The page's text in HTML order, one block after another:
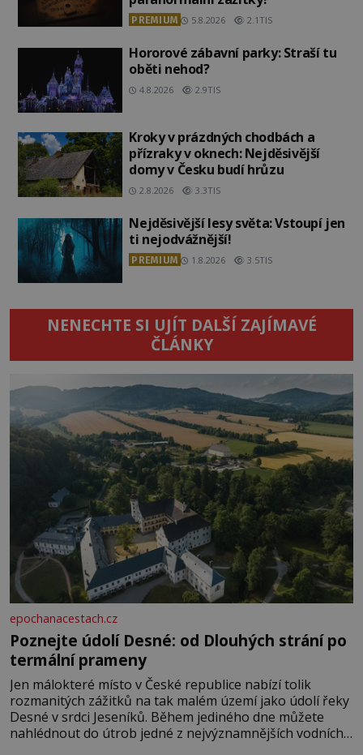
PREMIUM 5.8.2026 2.1TIS
Hororové zábavní parky: Straší tu
oběti nehod?
4.8.2026 2.9TIS
Kroky v prázdných chodbách a
přízraky v oknech: Nejděsivější
domy v Česku budí hrůzu
2.8.2026 3.3TIS
Nejděsivější lesy světa: Vstoupí jen
ti nejodvážnější!
PREMIUM 1.8.2026 3.5TIS
NENECHTE SI UJÍT DALŠÍ ZAJÍMAVÉ
ČLÁNKY
epochanacestach.cz
Poznejte údolí Desné: od Dlouhých strání po
termální prameny
Jen málokteré místo v České republice nabízí tolik
rozmanitých zážitků na tak malém území jako údolí řeky
Desné v srdci Jeseníků. Během jediného dne můžete
nahlédnout do útrob jedné z nejvýznamnějších vodních